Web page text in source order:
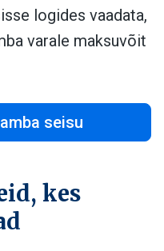
logides vaadata,
varale maksuvõit
seisu
kes